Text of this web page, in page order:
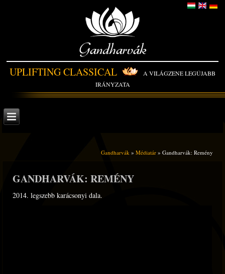
Gandharvák
UPLIFTING CLASSICAL
A VILÁGZENE LEGÚJABB
IRÁNYZATA
Gandharvák » Médiatár» Gandharvák: Remény
GANDHARVÁK: REMÉNY
2014. legszebb karácsonyi dala.